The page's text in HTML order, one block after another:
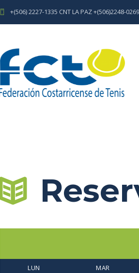
+(506) 2227-1335 CNT LA PAZ +(506)2248-
LUN MAR